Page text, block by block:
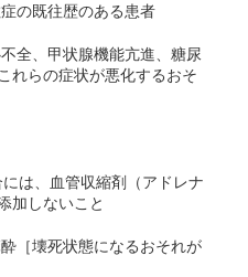
の既往歴のある患者
全、甲状腺機能亢進、糖尿
れらの症状が悪化するおそ
は、血管収縮剤（アドレナ
加しないこと
［壊死状態になるおそれが